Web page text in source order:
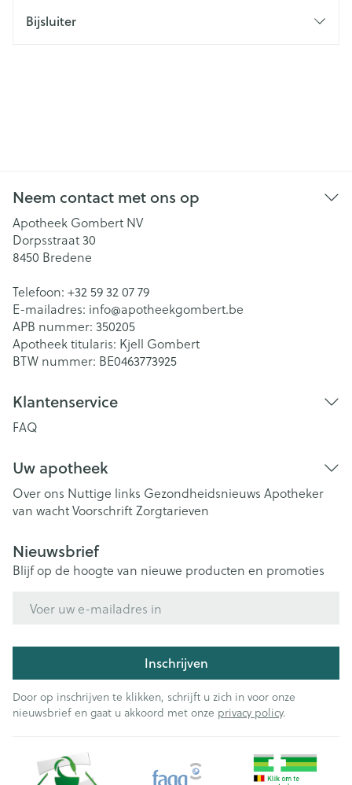
Bijsluiter
Neem contact met ons op
Apotheek Gombert NV
Dorpsstraat 30
8450 Bredene
Telefoon: +32 59 32 07 79
E-mailadres: info@apotheekgombert.be
APB nummer: 350205
Apotheek titularis: Kjell Gombert
BTW nummer: BE0463773925
Klantenservice
FAQ
Uw apotheek
Over ons Nuttige links Gezondheidsnieuws Apotheker
van wachtVoorschriftZorgtarieven
Nieuwsbrief
Blijf op de hoogte van nieuwe producten en promoties
Inschrijven
Door op inschrijven te klikken, schrijft u zich in voor onze
nieuwsbrief en gaat u akkoord met onze privacy policy.